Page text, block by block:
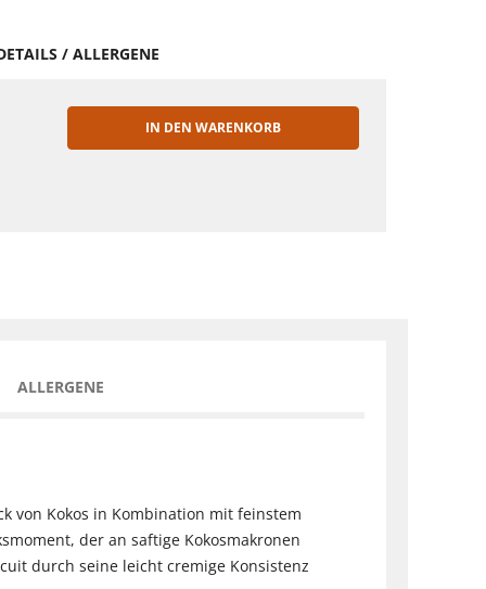
/ ALLERGENE
IN DEN WARENKORB
ALLERGENE
von Kokos in Kombination mit feinstem
der an saftige Kokosmakronen
durch seine leicht cremige Konsistenz